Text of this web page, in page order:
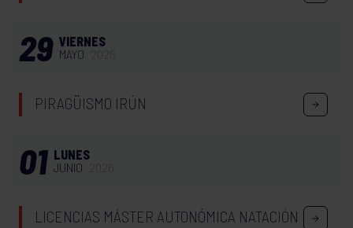
29 VIERNES
MAYO
PIRAGÜISMO IRÚN
01 LUNES
JUNIO
LICENCIAS MÁSTER AUTONÓMICA NATACIÓN